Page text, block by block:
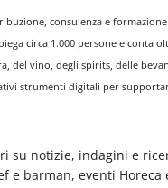
consulenza e
circa 1.000 persone e conta
vino, degli spirits, delle
strumenti digitali per
su notizie, indagini e
barman, eventi Horeca